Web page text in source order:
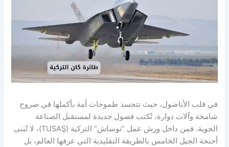
في قلب الأناضول، حيث تتجسد طموحات أمة بأكملها في صروح
شامخة وآلات دوارة، تُكتب فصول جديدة لمستقبل الصناعة
الجوية. فمن داخل ورش عمل “توساش” التركية (TUSAŞ)، لا تُبنى
أجنحة الجيل الخامس بالطريقة التقليدية التي عرفها العالم، بل